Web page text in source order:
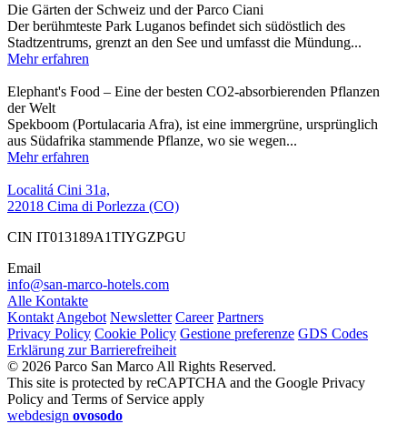
Die Gärten der Schweiz und der Parco Ciani
Der berühmteste Park Luganos befindet sich südöstlich des
Stadtzentrums, grenzt an den See und umfasst die Mündung...
Mehr erfahren
Elephant's Food – Eine der besten CO2-absorbierenden Pflanzen
der Welt
Spekboom (Portulacaria Afra), ist eine immergrüne, ursprünglich
aus Südafrika stammende Pflanze, wo sie wegen...
Mehr erfahren
Localitá Cini 31a,
22018 Cima di Porlezza (CO)
CIN IT013189A1TIYGZPGU
Email
info@san-marco-hotels.com
Alle Kontakte
Kontakt Angebot Newsletter Career Partners
Privacy Policy Cookie Policy Gestione preferenze GDS Codes
Erklärung zur Barrierefreiheit
© 2026 Parco San Marco All Rights Reserved.
This site is protected by reCAPTCHA and the Google Privacy
Policy and Terms of Service apply
webdesign ovosodo